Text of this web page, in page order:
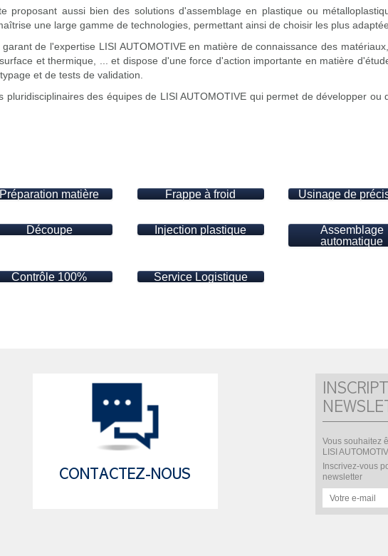
proposant aussi bien des solutions d'assemblage en plastique ou
une large gamme de technologies, permettant ainsi de choisir les plus
de l'expertise LISI AUTOMOTIVE en matière de connaissance des
et thermique, ... et dispose d'une force d'action importante en matière
et de tests de validation.
pluridisciplinaires des équipes de LISI AUTOMOTIVE qui permet de développer
Préparation matière Frappe à froid Usinage de
Découpe Injection plastique
Assemblage
automatique
Contrôle 100% Service Logistique
CONTACTEZ-NOUS
Vous souhaitez
LISI
Inscrivez-vous
newsletter